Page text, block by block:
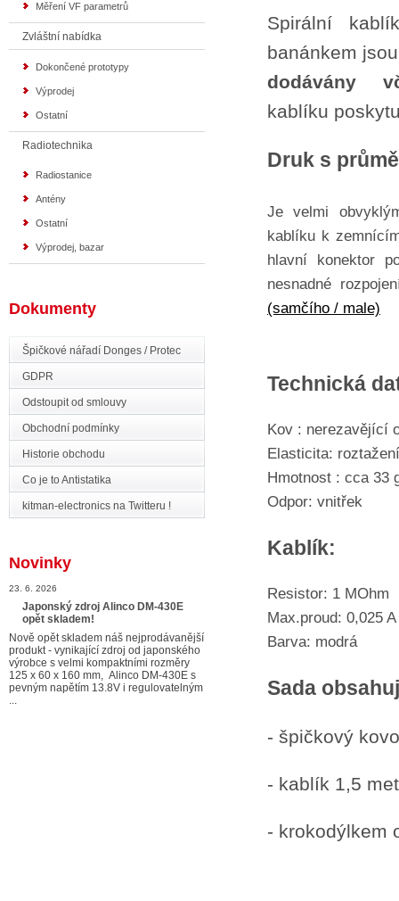
Měření VF parametrů
Zvláštní nabídka
Dokončené prototypy
Výprodej
Ostatní
Radiotechnika
Radiostanice
Antény
Ostatní
Výprodej, bazar
Dokumenty
Špičkové nářadí Donges / Protec
GDPR
Odstoupit od smlouvy
Obchodní podmínky
Historie obchodu
Co je to Antistatika
kitman-electronics na Twitteru !
Novinky
23. 6. 2026
Japonský zdroj Alinco DM-430E
opět skladem!
Nově opět skladem náš nejprodávanější
produkt - vynikající zdroj od japonského
výrobce s velmi kompaktními rozměry
125 x 60 x 160 mm, Alinco DM-430E s
pevným napětím 13.8V i regulovatelným
...
Spirální
banánkem
dodávány
kablíku
Druk s
Je velmi
kablíku k
hlavní konektor
nesnadné
(samčího / male)
Technická
Kov : nerezavějící
Elasticita:
Hmotnost : cca 33
Odpor: vnitřek
Kablík:
Resistor: 1 MOhm
Max.proud: 0,025 A
Barva: modrá
Sada
- špičkový
- kablík 1,5
- krokodýlkem